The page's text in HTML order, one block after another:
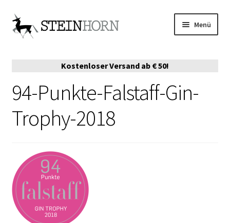
Zur
Navigation
Zum
Inhalt
Menü
AUSZEICHNUNGEN
MERCH
SERVE EMPFEHLUNGEN
Kostenloser Versand ab € 50!
94-Punkte-Falstaff-Gin-
Trophy-2018